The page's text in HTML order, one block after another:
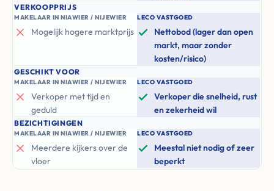
VERKOOPPRIJS
MAKELAAR IN NIAWIER / NIJEWIER
Mogelijk hogere marktprijs
LECO VASTGOED
Nettobod (lager dan open
markt, maar zonder
kosten/risico)
GESCHIKT VOOR
MAKELAAR IN NIAWIER / NIJEWIER
Verkoper met tijd en
geduld
LECO VASTGOED
Verkoper die snelheid, rust
en zekerheid wil
BEZICHTIGINGEN
MAKELAAR IN NIAWIER / NIJEWIER
Meerdere kijkers over de
vloer
LECO VASTGOED
Meestal niet nodig of zeer
beperkt